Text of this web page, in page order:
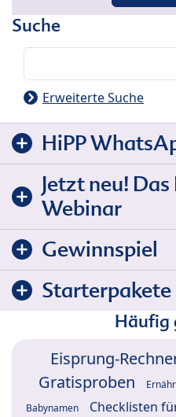
Suche
Erweiterte Suche
HiPP
Jetzt neu!
Webinar
Gewinnspiel
Starterpakete
Häufig
Eisprung-
Gratisproben
Babynamen Checklisten